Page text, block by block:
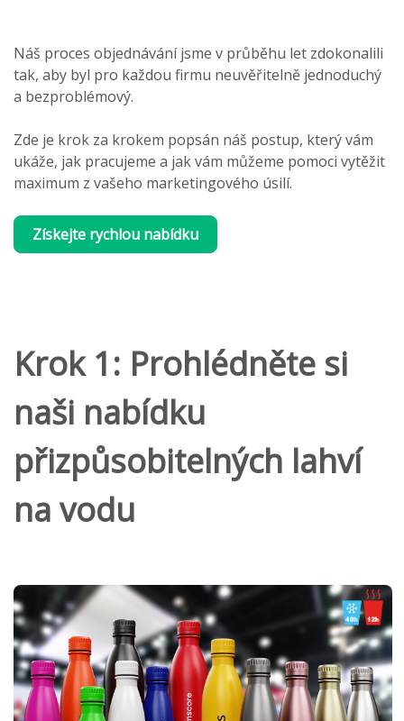
Náš proces objednávání jsme v průběhu let zdokonalili
tak, aby byl pro každou firmu neuvěřitelně jednoduchý
a bezproblémový.
Zde je krok za krokem popsán náš postup, který vám
ukáže, jak pracujeme a jak vám můžeme pomoci vytěžit
maximum z vašeho marketingového úsilí.
Získejte rychlou nabídku
Krok 1: Prohlédněte si
naši nabídku
přizpůsobitelných lahví
na vodu